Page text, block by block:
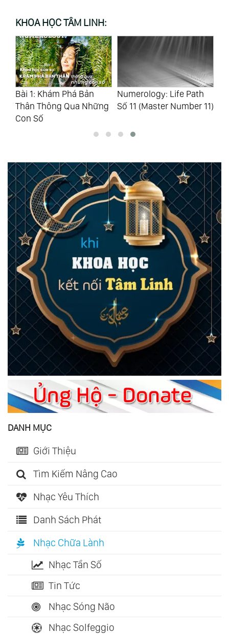
KHOA HỌC TÂM LINH:
Bài 1: Khám Phá Bản
Thân Thông Qua Những
Con Số
Numerology: Life Path
Số 11 (Master Number 11)
DANH MỤC
Giới Thiệu
Tìm Kiếm Nâng Cao
Nhạc Yêu Thích
Danh Sách Phát
Nhạc Chữa Lành
Nhạc Tần Số
Tin Tức
Nhạc Sóng Não
Nhạc Solfeggio